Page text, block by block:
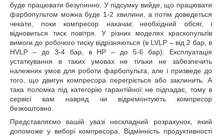
буде працювати безупинно. У підсумку вийде, що працювати
фарбопультом можна буде 1-2 хвилини, а потім доведеться
чекати, поки компресор накачає необхідний обсяг, і
відновиться тиск повітря. У різних моделях краскопультів
вимоги до робочого тиску відрізняються (в LVLP – від 2 бар, в
HVLP – до 3-4 бар, в HP – до 5-6 бар). Експлуатація
устаткування в таких умовах не тільки не забезпечить
належних умов для роботи фарбопульта, але і призведе до
того, що двигун компресора перегріється або заклинить. А
така поломка під категорію гарантійної не підпадає, тому в
сервісі вам навряд чи відремонтують компресор
безкоштовно.
Представляємо вашій увазі нескладний розрахунок, який
допоможе у виборі компресора. Відмінність продуктивності